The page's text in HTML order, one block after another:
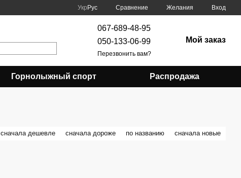
Укр Рус Сравнение Желания Вход
067-689-48-95
050-133-06-99
Перезвонить вам?
Мой заказ
Горнолыжный спорт Распродажа
сначала дешевле сначала дороже по названию сначала новые